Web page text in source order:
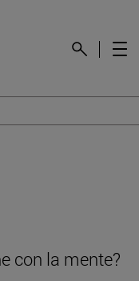
con la mente?